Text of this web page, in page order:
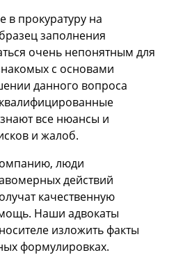
в прокуратуру на
заполнения
очень непонятным для
с основами
данного вопроса
все нюансы и
и жалоб.
люди
действий
качественную
Наши адвокаты
изложить факты
формулировках.